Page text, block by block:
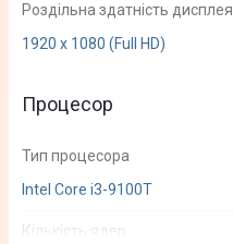
Роздільна здатність дисплея
1920 х 1080 (Full HD)
Процесор
Тип процесора
Intel Core i3-9100T
Кількість ядер